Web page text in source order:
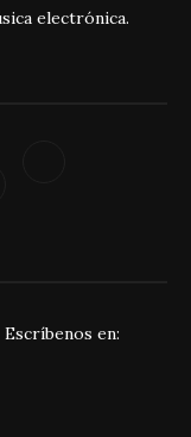
electrónica.
en: